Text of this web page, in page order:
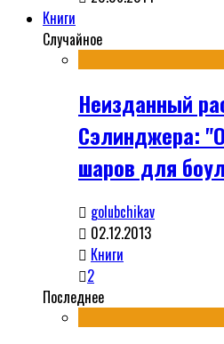
Книги
Случайное
Неизданный
Сэлинджера:
шаров для
golubchikav
02.12.2013
Книги
2
Последнее